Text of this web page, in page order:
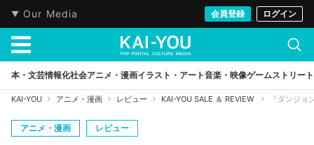
Our Media 会員登録 ログイン
本・文芸情報化社会アニメ・漫画イラスト・アート音楽・映像ゲームストリート
KAI-YOU アニメ・漫画 レビュー KAI-YOU SALE ＆ REVIEW 『ダンジ
アニメ・漫画 レビュー